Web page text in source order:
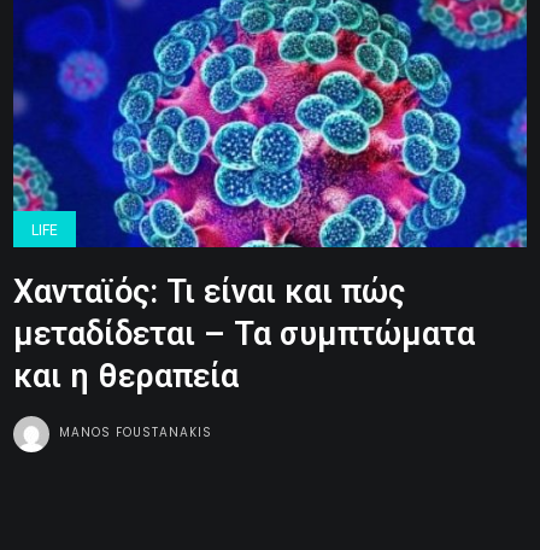
LIFE
Χανταϊός: Τι είναι και πώς
μεταδίδεται – Τα συμπτώματα
και η θεραπεία
MANOS FOUSTANAKIS